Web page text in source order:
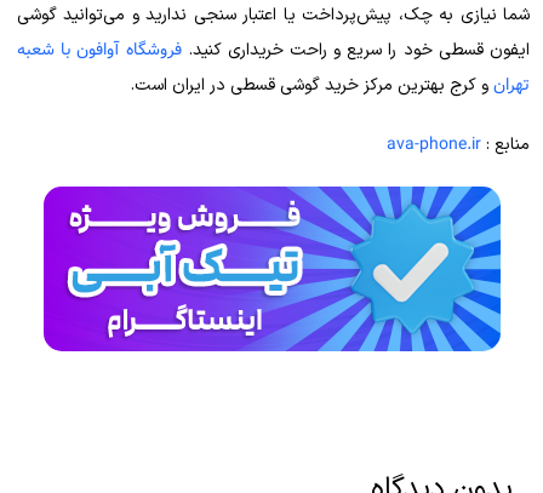
شما نیازی به چک، پیش‌پرداخت یا اعتبار سنجی ندارید و می‌توانید گوشی
ایفون قسطی خود را سریع و راحت خریداری کنید. فروشگاه آوافون با شعبه
تهرانو کرج بهترین مرکز خرید گوشی قسطی در ایران است.
منابع :ava-phone.ir